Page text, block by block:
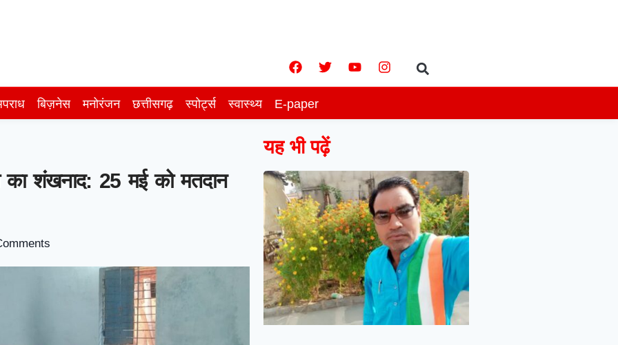
बिज़नेस मनोरंजन छत्तीसगढ़ स्पोर्ट्स स्वास्थ्य E-paper
शंखनाद: 25 मई को मतदान
यह भी पढ़ें